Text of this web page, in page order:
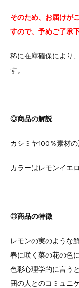
そのため、お届けが
すので、予めご了承
稀に在庫確保により
す。
◎商品の解説
カシミヤ100％素材
カラーはレモンイエ
◎商品の特徴
レモンの実のような
春に咲く菜の花の色
色彩心理学的に言う
囲の人とのコミュニ